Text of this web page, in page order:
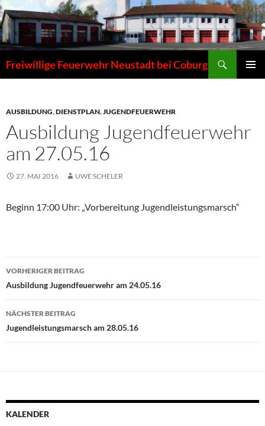
Zum
Inhalt
springen
Freiwillige Feuerwehr Neustadt bei Coburg
AUSBILDUNG,DIENSTPLAN,JUGENDFEUERWEHR
Ausbildung Jugendfeuerwehr
am 27.05.16
27. MAI 2016 UWE SCHELER
Beginn 17:00 Uhr: „Vorbereitung Jugendleistungsmarsch“
Beitragsnavigation
VORHERIGER BEITRAG
Ausbildung Jugendfeuerwehr am 24.05.16
NÄCHSTER BEITRAG
Jugendleistungsmarsch am 28.05.16
KALENDER